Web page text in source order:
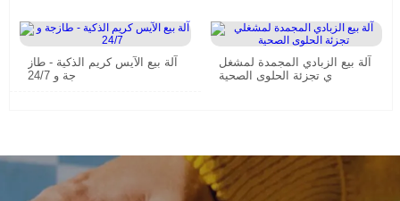
آلة بيع الآيس كريم الذكية - طاز
جة و 24/7
آلة بيع الزبادي المجمدة لمشغل
ي تجزئة الحلوى الصحية